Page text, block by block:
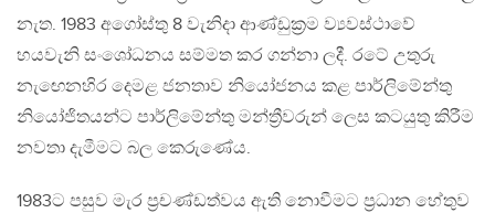
නැත. 1983 අගෝස්තු 8 වැනිදා ආණ්ඩුක්‍රම ව්‍යවස්ථාවේ
හයවැනි සංශෝධනය සම්මත කර ගන්නා ලදී. රටේ උතුරු
නැඟෙනහිර දෙමළ ජනතාව නියෝජනය කළ පාර්ලිමේන්තු
නියෝජිතයන්ට‍‍‍ පාර්ලිමේන්තු මන්ත්‍රීවරුන් ලෙස කටයුතු කිරීම
නවතා දැමීමට බල කෙරුණේය.
1983ට පසුව මැර ප්‍රචණ්ඩත්වය ඇති නොවීමට ප්‍රධාන හේතුව